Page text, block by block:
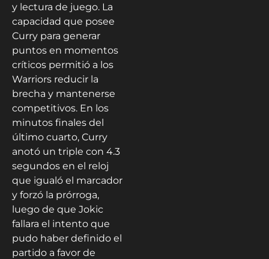
y lectura de juego. La
capacidad que posee
Curry para generar
puntos en momentos
críticos permitió a los
Warriors reducir la
brecha y mantenerse
competitivos. En los
minutos finales del
último cuarto, Curry
anotó un triple con 4.3
segundos en el reloj
que igualó el marcador
y forzó la prórroga,
luego de que Jokic
fallara el intento que
pudo haber definido el
partido a favor de